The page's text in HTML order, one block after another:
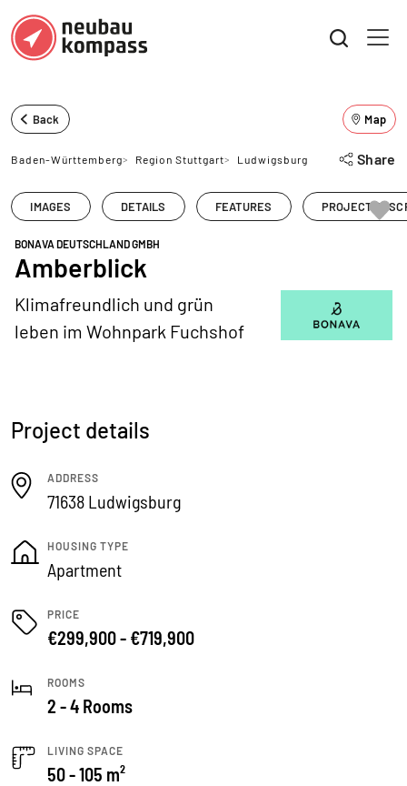
Back Map
Baden-Württemberg> Region Stuttgart> Ludwigsburg Share
IMAGES DETAILS FEATURES PROJECT
BONAVA DEUTSCHLAND GMBH
Amberblick
Klimafreundlich und grün
leben im Wohnpark Fuchshof
Project details
ADDRESS
71638 Ludwigsburg
HOUSING TYPE
Apartment
PRICE
€299,900 - €719,900
ROOMS
2 - 4 Rooms
LIVING SPACE
50 - 105 m²